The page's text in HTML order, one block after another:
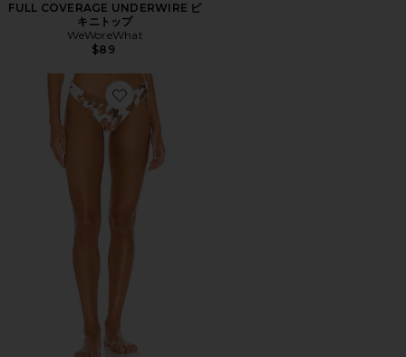
FULL COVERAGE UNDERWIRE ビ
キニトップ
WeWoreWhat
$89
Favorite DELILAH ビキニボトム